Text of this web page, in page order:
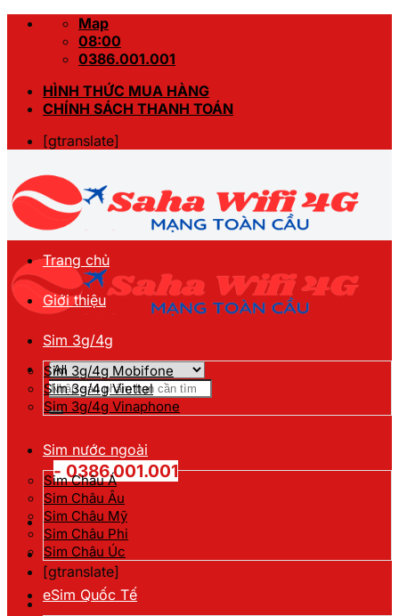
Skip
Map
08:00
0386.001.001
HÌNH THỨC MUA HÀNG
CHÍNH SÁCH THANH TOÁN
[gtranslate]
Tìm
kiếm:
Hotline đặt hàng
- 0386.001.001
[gtranslate]
Trang chủ
Giới thiệu
Sim 3g/4g
Sim 3g/4g Mobifone
Sim 3g/4g Viettel
Sim 3g/4g Vinaphone
Sim nước ngoài
Sim Châu Á
Sim Châu Âu
Sim Châu Mỹ
Sim Châu Phi
Sim Châu Úc
eSim Quốc Tế